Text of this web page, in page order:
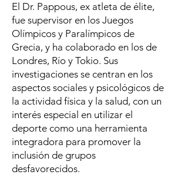
El Dr. Pappous, ex atleta de élite,
fue supervisor en los Juegos
Olímpicos y Paralímpicos de
Grecia, y ha colaborado en los de
Londres, Río y Tokio. Sus
investigaciones se centran en los
aspectos sociales y psicológicos de
la actividad física y la salud, con un
interés especial en utilizar el
deporte como una herramienta
integradora para promover la
inclusión de grupos
desfavorecidos.